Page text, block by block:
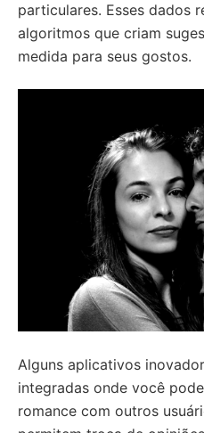
particulares. Esses dados
algoritmos que criam
medida para seus gostos.
Alguns aplicativos
integradas onde você
romance com outros